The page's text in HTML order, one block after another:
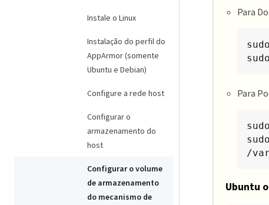
Instale o Linux
Instalação do perfil do
AppArmor (somente
Ubuntu e Debian)
Configure a rede host
Configurar o
armazenamento do
host
Configurar o volume
de armazenamento
do mecanismo de
Para
Para
/
Ubuntu